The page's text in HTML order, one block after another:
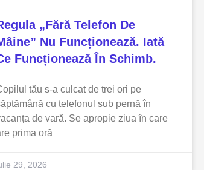
„fără Telefon De
Nu Funcționează. Iată
Funcționează În Schimb.
tău s-a culcat de trei ori pe
cu telefonul sub pernă în
de vară. Se apropie ziua în care
prima oră
29, 2026